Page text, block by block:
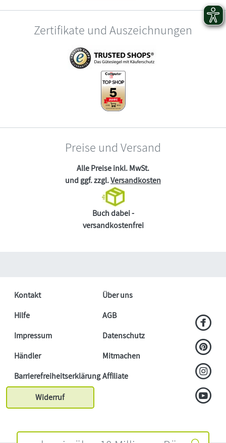
Zertifikate und Auszeichnungen
Preise und Versand
Alle Preise inkl. MwSt.
und ggf. zzgl.Versandkosten
Buch dabei -
versandkostenfrei
Kontakt
Über uns
Hilfe
AGB
Impressum
Datenschutz
Händler
Mitmachen
BarrierefreiheitserklärungAffiliate
Widerruf